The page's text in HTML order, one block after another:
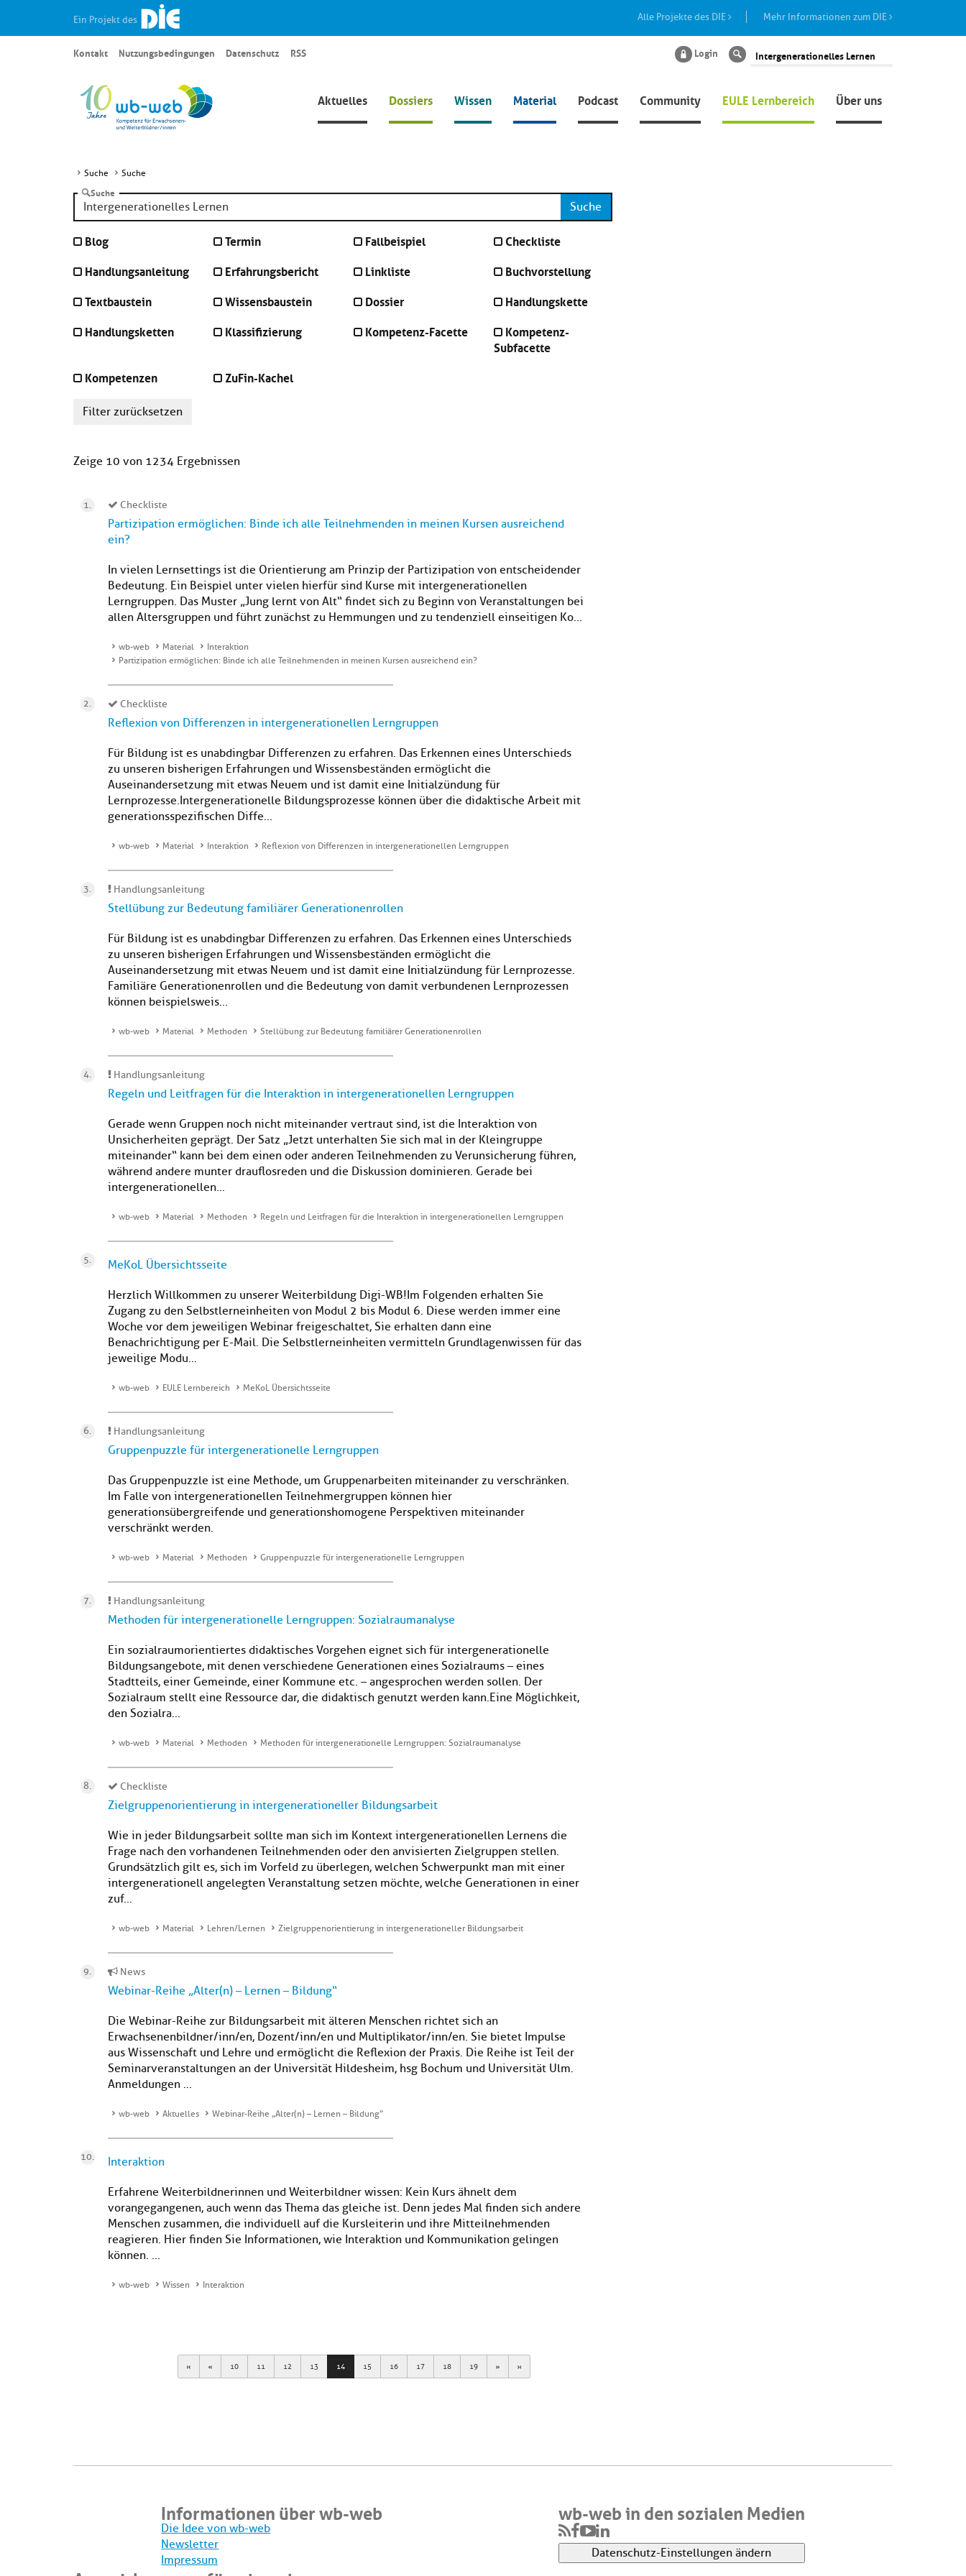
Ein Projekt des Alle Projekte des DIE Mehr Informationen zum DIE
Aktuelles Dossiers Wissen Material Podcast Community EULE Lernbereich Über uns
Kontakt Nutzungsbedingungen Datenschutz RSS Login Suche
Suche Suche
Suche
Suche
Blog Termin Fallbeispiel
Checkliste
Handlungsanleitung
Erfahrungsbericht Linkliste
Buchvorstellung
Textbaustein
Wissensbaustein Dossier
Handlungskette
Handlungsketten
Klassifizierung Kompetenz-Facette
Kompetenz-
Subfacette
Kompetenzen
ZuFin-Kachel
Filter zurücksetzen
Zeige 10 von 1234 Ergebnissen
Checkliste
Partizipation ermöglichen: Binde ich alle Teilnehmenden in meinen Kursen ausreichend
ein?
In vielen Lernsettings ist die Orientierung am Prinzip der Partizipation von entscheidender
Bedeutung. Ein Beispiel unter vielen hierfür sind Kurse mit intergenerationellen
Lerngruppen. Das Muster „Jung lernt von Alt“ findet sich zu Beginn von Veranstaltungen bei
allen Altersgruppen und führt zunächst zu Hemmungen und zu tendenziell einseitigen Ko...
wb-web Material
Interaktion
Partizipation ermöglichen: Binde ich alle Teilnehmenden in meinen Kursen ausreichend ein?
Checkliste
Reflexion von Differenzen in intergenerationellen Lerngruppen
Für Bildung ist es unabdingbar Differenzen zu erfahren. Das Erkennen eines Unterschieds
zu unseren bisherigen Erfahrungen und Wissensbeständen ermöglicht die
Auseinandersetzung mit etwas Neuem und ist damit eine Initialzündung für
Lernprozesse.Intergenerationelle Bildungsprozesse können über die didaktische Arbeit mit
generationsspezifischen Diffe...
wb-web Material Interaktion Reflexion von Differenzen in intergenerationellen Lerngruppen
Handlungsanleitung
Stellübung zur Bedeutung familiärer Generationenrollen
Für Bildung ist es unabdingbar Differenzen zu erfahren. Das Erkennen eines Unterschieds
zu unseren bisherigen Erfahrungen und Wissensbeständen ermöglicht die
Auseinandersetzung mit etwas Neuem und ist damit eine Initialzündung für Lernprozesse.
Familiäre Generationenrollen und die Bedeutung von damit verbundenen Lernprozessen
können beispielsweis...
wb-web Material Methoden Stellübung zur Bedeutung familiärer Generationenrollen
Handlungsanleitung
Regeln und Leitfragen für die Interaktion in intergenerationellen Lerngruppen
Gerade wenn Gruppen noch nicht miteinander vertraut sind, ist die Interaktion von
Unsicherheiten geprägt. Der Satz „Jetzt unterhalten Sie sich mal in der Kleingruppe
miteinander“ kann bei dem einen oder anderen Teilnehmenden zu Verunsicherung führen,
während andere munter drauflosreden und die Diskussion dominieren. Gerade bei
intergenerationellen...
wb-web Material Methoden Regeln und Leitfragen für die Interaktion in intergenerationellen Lerngruppen
MeKoL Übersichtsseite
Herzlich Willkommen zu unserer Weiterbildung Digi-WB! Im Folgenden erhalten Sie
Zugang zu den Selbstlerneinheiten von Modul 2 bis Modul 6. Diese werden immer eine
Woche vor dem jeweiligen Webinar freigeschaltet, Sie erhalten dann eine
Benachrichtigung per E-Mail. Die Selbstlerneinheiten vermitteln Grundlagenwissen für das
jeweilige Modu...
wb-web EULE Lernbereich MeKoL Übersichtsseite
Handlungsanleitung
Gruppenpuzzle für intergenerationelle Lerngruppen
Das Gruppenpuzzle ist eine Methode, um Gruppenarbeiten miteinander zu verschränken.
Im Falle von intergenerationellen Teilnehmergruppen können hier
generationsübergreifende und generationshomogene Perspektiven miteinander
verschränkt werden.
wb-web Material Methoden Gruppenpuzzle für intergenerationelle Lerngruppen
Handlungsanleitung
Methoden für intergenerationelle Lerngruppen: Sozialraumanalyse
Ein sozialraumorientiertes didaktisches Vorgehen eignet sich für intergenerationelle
Bildungsangebote, mit denen verschiedene Generationen eines Sozialraums – eines
Stadtteils, einer Gemeinde, einer Kommune etc. – angesprochen werden sollen. Der
Sozialraum stellt eine Ressource dar, die didaktisch genutzt werden kann.Eine Möglichkeit,
den Sozialra...
wb-web Material Methoden Methoden für intergenerationelle Lerngruppen: Sozialraumanalyse
Checkliste
Zielgruppenorientierung in intergenerationeller Bildungsarbeit
Wie in jeder Bildungsarbeit sollte man sich im Kontext intergenerationellen Lernens die
Frage nach den vorhandenen Teilnehmenden oder den anvisierten Zielgruppen stellen.
Grundsätzlich gilt es, sich im Vorfeld zu überlegen, welchen Schwerpunkt man mit einer
intergenerationell angelegten Veranstaltung setzen möchte, welche Generationen in einer
zuf...
wb-web Material Lehren/Lernen Zielgruppenorientierung in intergenerationeller Bildungsarbeit
News
Webinar-Reihe „Alter(n) – Lernen – Bildung“
Die Webinar-Reihe zur Bildungsarbeit mit älteren Menschen richtet sich an
Erwachsenenbildner/inn/en, Dozent/inn/en und Multiplikator/inn/en. Sie bietet Impulse
aus Wissenschaft und Lehre und ermöglicht die Reflexion der Praxis. Die Reihe ist Teil der
Seminarveranstaltungen an der Universität Hildesheim, hsg Bochum und Universität Ulm.
Anmeldungen ...
wb-web Aktuelles Webinar-Reihe „Alter(n) – Lernen – Bildung“
Interaktion
Erfahrene Weiterbildnerinnen und Weiterbildner wissen: Kein Kurs ähnelt dem
vorangegangenen, auch wenn das Thema das gleiche ist. Denn jedes Mal finden sich andere
Menschen zusammen, die individuell auf die Kursleiterin und ihre Mitteilnehmenden
reagieren. Hier finden Sie Informationen, wie Interaktion und Kommunikation gelingen
können. ...
wb-web Wissen Interaktion
First Previous
10 11 12 13 14 15 16 17 18 19 Next Last
Informationen über wb-web
Die Idee von wb-web
Newsletter
Impressum
wb-web in den sozialen Medien
Datenschutz-Einstellungen ändern